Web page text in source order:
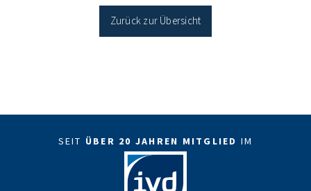
Sanierung in Einzelmaßnahmen […]
Zurück zur Übersicht
SEIT ÜBER 20 JAHREN MITGLIED IM